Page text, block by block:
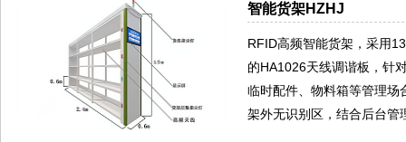
智能货架HZHJ
RFID高频智能货架，采用
的HA1026天线调谐板，针
临时配件、物料箱等管理场
架外无识别区，结合后台管